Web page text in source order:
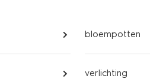
bloempotten
verlichting